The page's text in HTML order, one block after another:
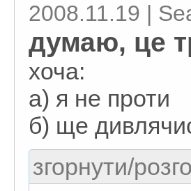
2008.11.19 |
думаю, це
хоча:
а) я не проти
б) ще
згорнути/